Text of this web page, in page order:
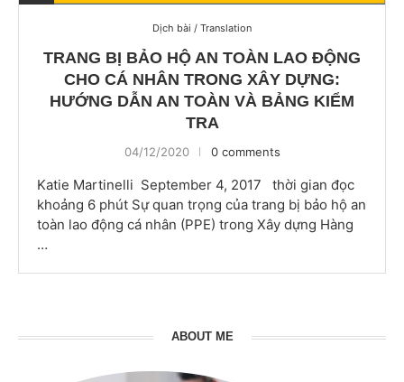
Dịch bài / Translation
TRANG BỊ BẢO HỘ AN TOÀN LAO ĐỘNG
CHO CÁ NHÂN TRONG XÂY DỰNG:
HƯỚNG DẪN AN TOÀN VÀ BẢNG KIỂM
TRA
04/12/2020 0 comments
Katie Martinelli September 4, 2017 thời gian đọc
khoảng 6 phút Sự quan trọng của trang bị bảo hộ an
toàn lao động cá nhân (PPE) trong Xây dựng Hàng
…
ABOUT ME